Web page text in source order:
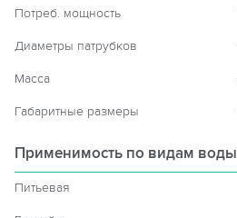
Потреб. мощность
Диаметры патрубков
Масса
Габаритные размеры
Применимость по видам воды
Питьевая